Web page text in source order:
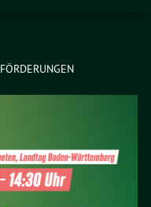
FÖRDERUNGEN